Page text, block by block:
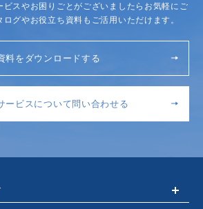
ビスやお困りごとがございましたらお気軽にご
グやお役立ち資料もご活用いただけます。
料をダウンロードする
ービスについて問い合わせる